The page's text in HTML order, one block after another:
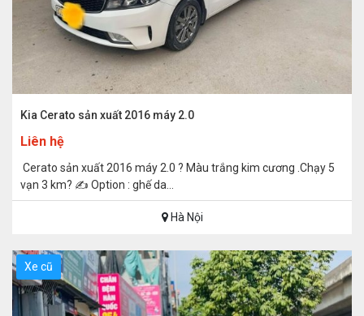
Kia Cerato sản xuất 2016 máy 2.0
Liên hệ
Cerato sản xuất 2016 máy 2.0 ? Màu trắng kim cương .Chạy 5
vạn 3 km? ✍️ Option : ghế da...
Hà Nội
Xe cũ
LOẠI HỘP SỐ